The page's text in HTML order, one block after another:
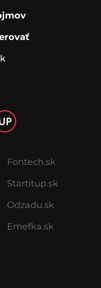
Fontech.sk
Startitup.sk
Odzadu.sk
Emefka.sk